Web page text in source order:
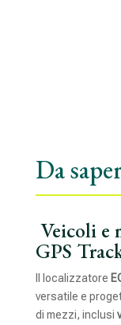
Da
Veicoli e
GPS
Il localizzatore
versatile e
di mezzi, inclusi